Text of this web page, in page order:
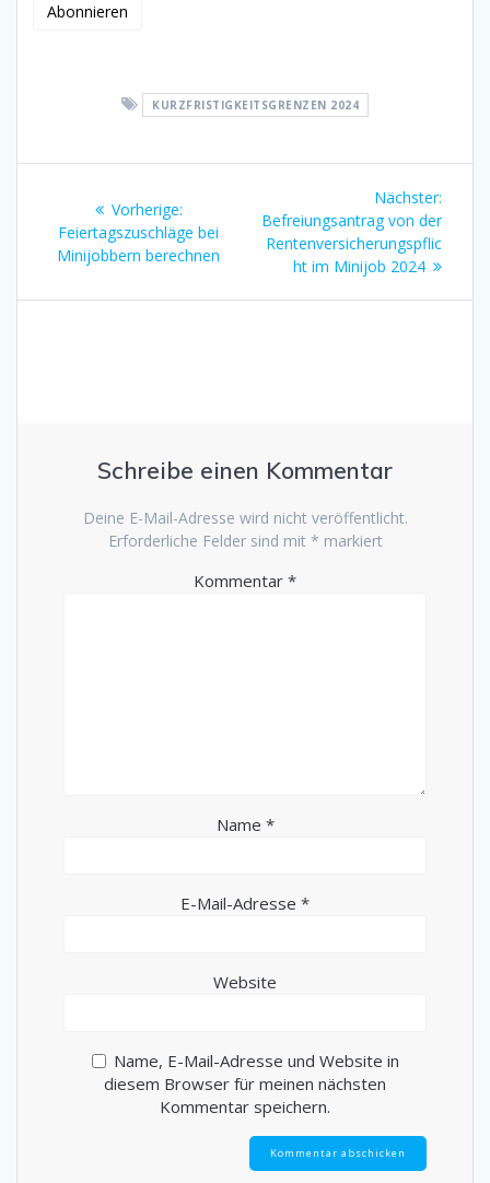
KURZFRISTIGKEITSGRENZEN 2024
Vorherige:Vorheriger
Beitrag:
Feiertagszuschläge bei
Minijobbern berechnen
Nächster:
Befreiungsantrag von der
Rentenversicherungspflic
ht im Minijob 2024
Schreibe einen Kommentar
Deine E-Mail-Adresse wird nicht veröffentlicht.
Erforderliche Felder sind mit * markiert
Kommentar *
Name *
E-Mail-Adresse *
Website
Name, E-Mail-Adresse und Website in
diesem Browser für meinen nächsten
Kommentar speichern.